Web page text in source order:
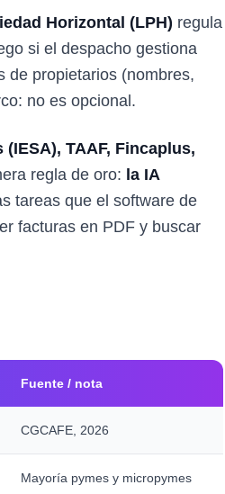
Horizontal (LPH) regula
si el despacho gestiona
de propietarios (nombres,
no es opcional.
(IESA), TAAF, Fincaplus,
regla de oro: la IA
tareas que el software de
facturas en PDF y buscar
Fuente / nota
CGCAFE, 2026
Mayoría pymes y micropymes